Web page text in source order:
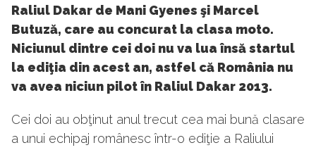
Raliul Dakar de Mani Gyenes şi Marcel
Butuză, care au concurat la clasa moto.
Niciunul dintre cei doi nu va lua însă startul
la ediţia din acest an, astfel că România nu
va avea niciun pilot în Raliul Dakar 2013.
Cei doi au obţinut anul trecut cea mai bună clasare
a unui echipaj românesc într-o ediţie a Raliului